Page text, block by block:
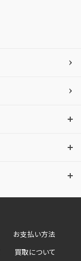
お支払い方法
買取について